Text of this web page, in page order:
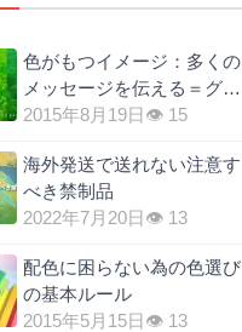
色がもつイメージ：多くの
メッセージを伝える＝グリ
ーン効果
2015年8月19日 👁 15
海外発送で送れない注意す
べき禁制品
2022年7月20日 👁 13
配色に困らない為の色選び
の基本ルール
2015年5月15日 👁 13